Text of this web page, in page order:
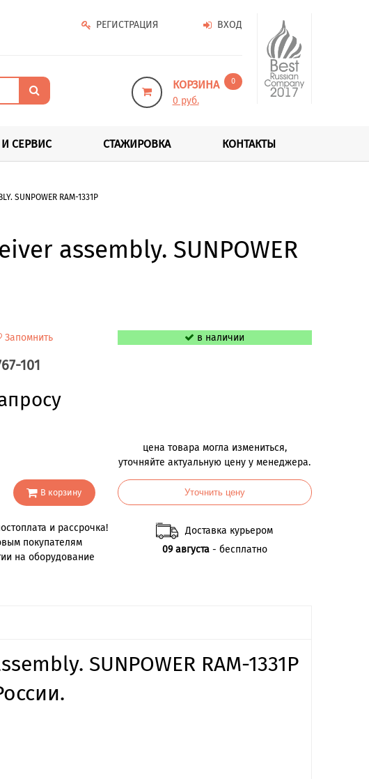
ВХОД
РЕГИСТРАЦИЯ
КОРЗИНА 0
0 руб.
И СЕРВИС СТАЖИРОВКА КОНТАКТЫ
SUNPOWER RAM-1331P
assembly. SUNPOWER
Запомнить
101
В корзину
и рассрочка!
покупателям
на оборудование
в наличии
цена товара могла измениться,
уточняйте актуальную цену у менеджера.
Уточнить цену
Доставка курьером
09 августа- бесплатно
SUNPOWER RAM-1331P